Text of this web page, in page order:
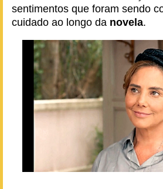
sentimentos que foram sendo
cuidado ao longo da novela.